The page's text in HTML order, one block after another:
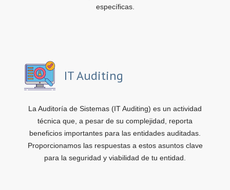
específicas.
IT Auditing
La Auditoría de Sistemas (IT Auditing) es un actividad
técnica que, a pesar de su complejidad, reporta
beneficios importantes para las entidades auditadas.
Proporcionamos las respuestas a estos asuntos clave
para la seguridad y viabilidad de tu entidad.